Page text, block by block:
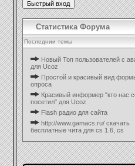
Статистика Форума
Последнии темы
Новый Топ пользователей с
для Ucoz
Простой и красивый вид
опроса
Красивый информер "кто нас
посетил" для Ucoz
Flash радио для сайта
http://www.gamacs.ru/ cкачать
бесплатные чита для cs 1.6, cs